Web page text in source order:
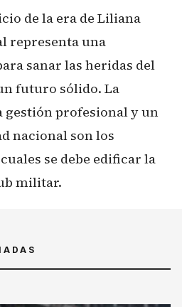
de la era de Liliana
representa una
sanar las heridas del
futuro sólido. La
gestión profesional y un
nacional son los
se debe edificar la
militar.